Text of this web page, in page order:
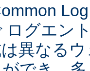
ログエン
異なる